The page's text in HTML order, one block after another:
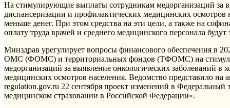
На стимулирующие выплаты сотрудникам медорганизаций за
диспансеризации и профилактических медицинских осмотров
меньше денег. При этом средства на эти цели, а также на
оплату труда врачей и среднего медицинского персонала
Минздрав урегулирует вопросы финансового обеспечения в
ОМС (ФОМС) и ‎территориальных фондов (ТФОМС) на
медорганизаций за выявление онкологических заболеваний в
медицинских осмотров населения. Ведомство представило на
regulation.gov.ru 22 сентября проект изменений ‎в
медицинском страховании ‎в Российской Федерации».